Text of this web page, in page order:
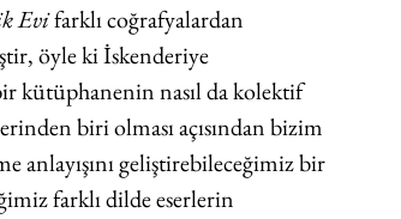
Evi farklı coğrafyalardan
öyle ki İskenderiye
kütüphanenin nasıl da kolektif
biri olması açısından bizim
geliştirebileceğimiz bir
farklı dilde eserlerin